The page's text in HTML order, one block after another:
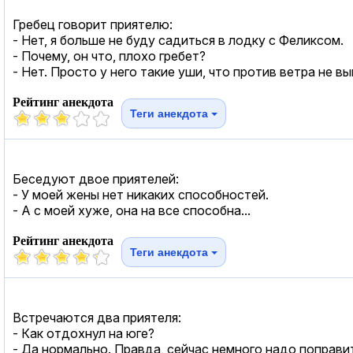
Гребец говорит приятелю:
- Нет, я больше не буду садиться в лодку с Феликсом.
- Почему, он что, плохо гребет?
- Нет. Просто у него такие уши, что против ветра не
Рейтинг анекдота
Теги анекдота
Беседуют двое приятелей:
- У моей жены нет никаких способностей.
- А с моей хуже, она на все способна...
Рейтинг анекдота
Теги анекдота
Встречаются два приятеля:
- Как отдохнул на юге?
- Да нормально. Правда, сейчас немного надо